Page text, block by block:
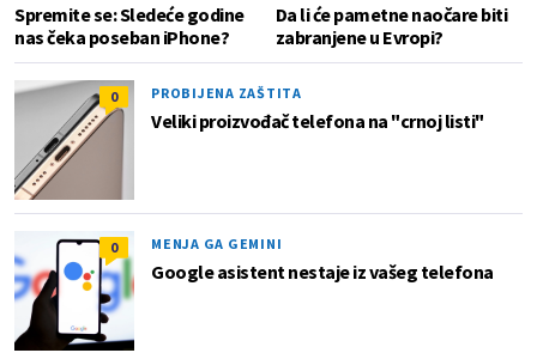
Spremite se: Sledeće godine
nas čeka poseban iPhone?
Da li će pametne naočare biti
zabranjene u Evropi?
0 PROBIJENA ZAŠTITA
Veliki proizvođač telefona na "crnoj listi"
0 MENJA GA GEMINI
Google asistent nestaje iz vašeg telefona